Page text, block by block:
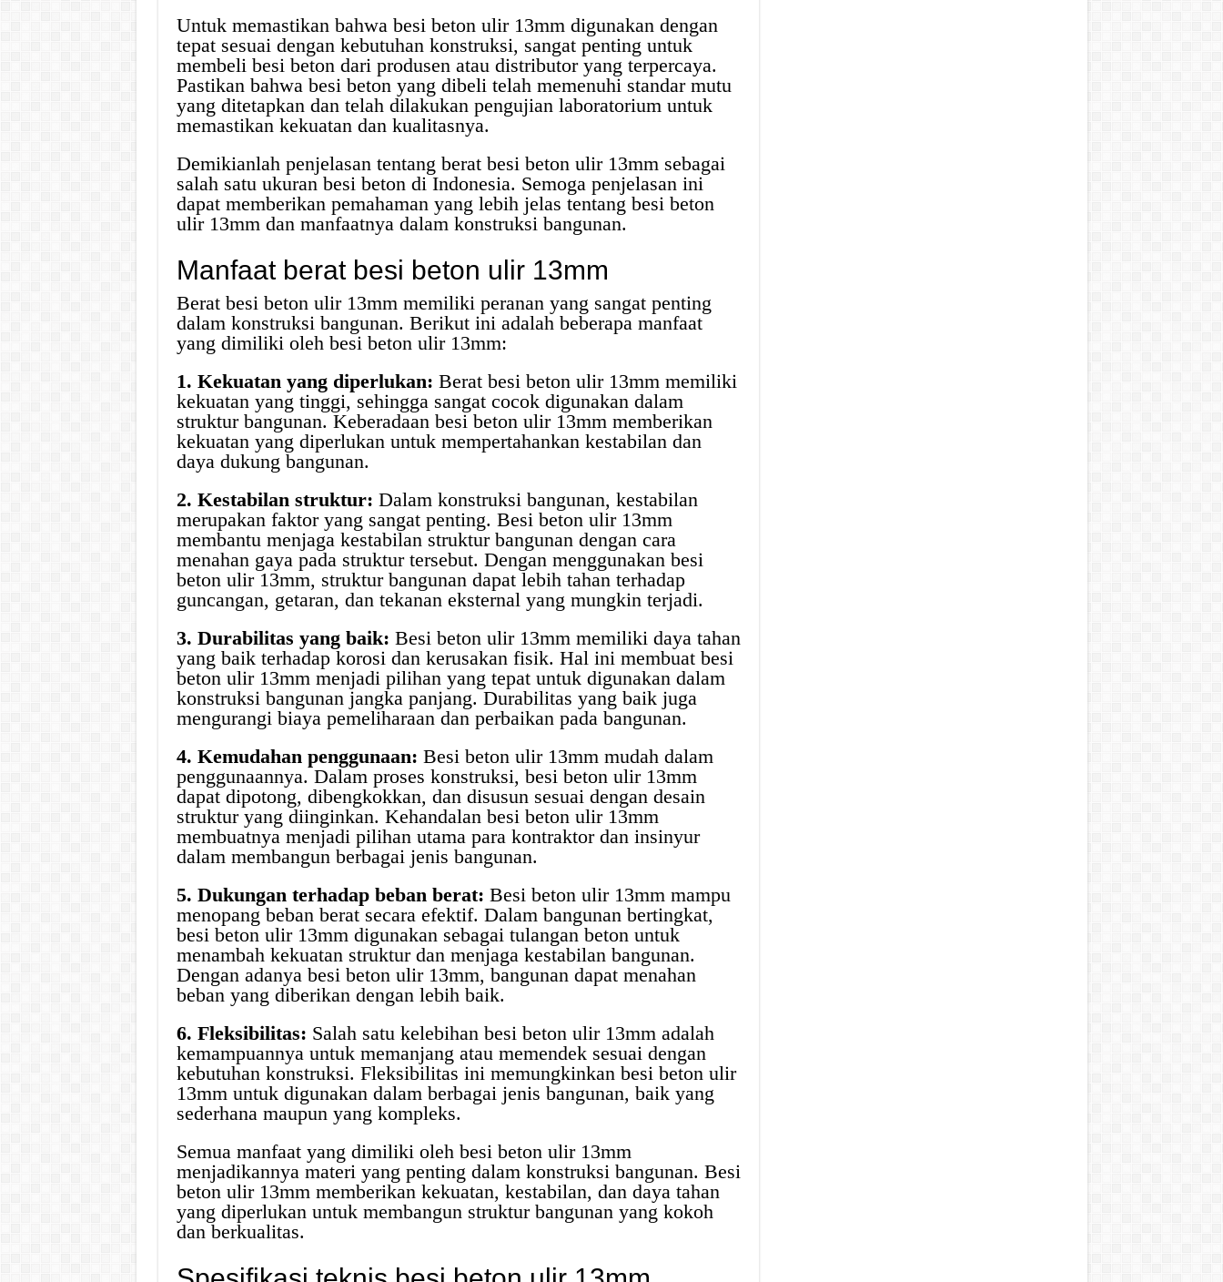
Untuk memastikan bahwa besi beton ulir 13mm digunakan dengan
tepat sesuai dengan kebutuhan konstruksi, sangat penting untuk
membeli besi beton dari produsen atau distributor yang terpercaya.
Pastikan bahwa besi beton yang dibeli telah memenuhi standar mutu
yang ditetapkan dan telah dilakukan pengujian laboratorium untuk
memastikan kekuatan dan kualitasnya.
Demikianlah penjelasan tentang berat besi beton ulir 13mm sebagai
salah satu ukuran besi beton di Indonesia. Semoga penjelasan ini
dapat memberikan pemahaman yang lebih jelas tentang besi beton
ulir 13mm dan manfaatnya dalam konstruksi bangunan.
Manfaat berat besi beton ulir 13mm
Berat besi beton ulir 13mm memiliki peranan yang sangat penting
dalam konstruksi bangunan. Berikut ini adalah beberapa manfaat
yang dimiliki oleh besi beton ulir 13mm:
1. Kekuatan yang diperlukan: Berat besi beton ulir 13mm memiliki
kekuatan yang tinggi, sehingga sangat cocok digunakan dalam
struktur bangunan. Keberadaan besi beton ulir 13mm memberikan
kekuatan yang diperlukan untuk mempertahankan kestabilan dan
daya dukung bangunan.
2. Kestabilan struktur: Dalam konstruksi bangunan, kestabilan
merupakan faktor yang sangat penting. Besi beton ulir 13mm
membantu menjaga kestabilan struktur bangunan dengan cara
menahan gaya pada struktur tersebut. Dengan menggunakan besi
beton ulir 13mm, struktur bangunan dapat lebih tahan terhadap
guncangan, getaran, dan tekanan eksternal yang mungkin terjadi.
3. Durabilitas yang baik: Besi beton ulir 13mm memiliki daya tahan
yang baik terhadap korosi dan kerusakan fisik. Hal ini membuat besi
beton ulir 13mm menjadi pilihan yang tepat untuk digunakan dalam
konstruksi bangunan jangka panjang. Durabilitas yang baik juga
mengurangi biaya pemeliharaan dan perbaikan pada bangunan.
4. Kemudahan penggunaan: Besi beton ulir 13mm mudah dalam
penggunaannya. Dalam proses konstruksi, besi beton ulir 13mm
dapat dipotong, dibengkokkan, dan disusun sesuai dengan desain
struktur yang diinginkan. Kehandalan besi beton ulir 13mm
membuatnya menjadi pilihan utama para kontraktor dan insinyur
dalam membangun berbagai jenis bangunan.
5. Dukungan terhadap beban berat: Besi beton ulir 13mm mampu
menopang beban berat secara efektif. Dalam bangunan bertingkat,
besi beton ulir 13mm digunakan sebagai tulangan beton untuk
menambah kekuatan struktur dan menjaga kestabilan bangunan.
Dengan adanya besi beton ulir 13mm, bangunan dapat menahan
beban yang diberikan dengan lebih baik.
6. Fleksibilitas: Salah satu kelebihan besi beton ulir 13mm adalah
kemampuannya untuk memanjang atau memendek sesuai dengan
kebutuhan konstruksi. Fleksibilitas ini memungkinkan besi beton ulir
13mm untuk digunakan dalam berbagai jenis bangunan, baik yang
sederhana maupun yang kompleks.
Semua manfaat yang dimiliki oleh besi beton ulir 13mm
menjadikannya materi yang penting dalam konstruksi bangunan. Besi
beton ulir 13mm memberikan kekuatan, kestabilan, dan daya tahan
yang diperlukan untuk membangun struktur bangunan yang kokoh
dan berkualitas.